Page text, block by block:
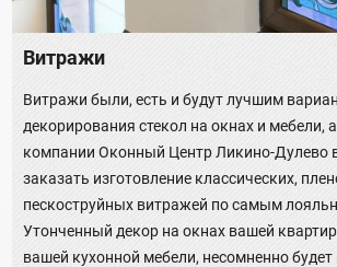
Витражи
Витражи были, есть и будут лучшим
декорирования стекол на окнах и мебели,
компании Оконный Центр Ликино-Дулево
заказать изготовление классических,
пескоструйных витражей по самым
Утонченный декор на окнах вашей
вашей кухонной мебели, несомненно